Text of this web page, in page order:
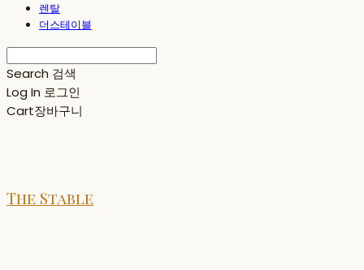
렌탈
더스테이블
Search 검색
Log In 로그인
Cart장바구니
The Stable